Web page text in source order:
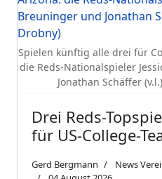
Spielen künftig alle drei für
die Reds-Nationalspieler
Jonathan Schäffer
Drei Reds-
für US-College-
Gerd Bergmann
News